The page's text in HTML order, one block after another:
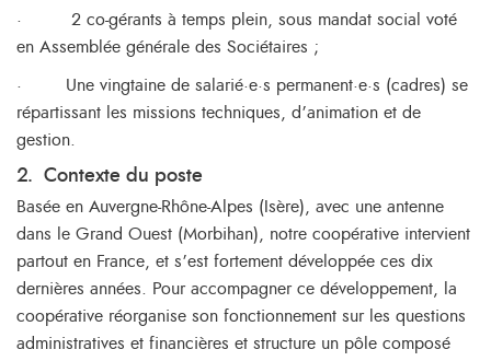
·
2 co-gérants à temps plein, sous mandat social voté
en Assemblée générale des Sociétaires ;
· Une vingtaine de salarié·e·s permanent·e·s (cadres) se
répartissant les missions techniques, d’animation et de
gestion.
2. Contexte du poste
Basée en Auvergne-Rhône-Alpes (Isère), avec une antenne
dans le Grand Ouest (Morbihan), notre coopérative intervient
partout en France, et s’est fortement développée ces dix
dernières années. Pour accompagner ce développement, la
coopérative réorganise son fonctionnement sur les questions
administratives et financières et structure un pôle composé